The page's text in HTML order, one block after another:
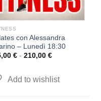
con Alessandra
– Lunedì 18:30
€ - 210,00 €